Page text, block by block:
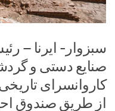
سبزوار- ایرنا –
صنایع دستی و
کاروانسرای
از طریق صندوق